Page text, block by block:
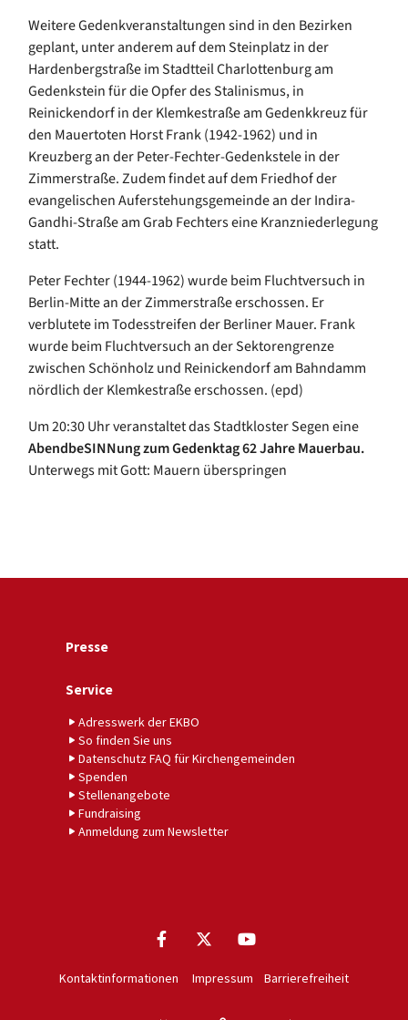
Weitere Gedenkveranstaltungen sind in den Bezirken
geplant, unter anderem auf dem Steinplatz in der
Hardenbergstraße im Stadtteil Charlottenburg am
Gedenkstein für die Opfer des Stalinismus, in
Reinickendorf in der Klemkestraße am Gedenkkreuz für
den Mauertoten Horst Frank (1942-1962) und in
Kreuzberg an der Peter-Fechter-Gedenkstele in der
Zimmerstraße. Zudem findet auf dem Friedhof der
evangelischen Auferstehungsgemeinde an der Indira-
Gandhi-Straße am Grab Fechters eine Kranzniederlegung
statt.
Peter Fechter (1944-1962) wurde beim Fluchtversuch in
Berlin-Mitte an der Zimmerstraße erschossen. Er
verblutete im Todesstreifen der Berliner Mauer. Frank
wurde beim Fluchtversuch an der Sektorengrenze
zwischen Schönholz und Reinickendorf am Bahndamm
nördlich der Klemkestraße erschossen. (epd)
Um 20:30 Uhr veranstaltet das Stadtkloster Segen eine
AbendbeSINNung zum Gedenktag 62 Jahre Mauerbau.
Unterwegs mit Gott: Mauern überspringen
Presse
Service
Adresswerk der EKBO
So finden Sie uns
Datenschutz FAQ für Kirchengemeinden
Spenden
Stellenangebote
Fundraising
Anmeldung zum Newsletter
Kontaktinformationen Impressum Barrierefreiheit